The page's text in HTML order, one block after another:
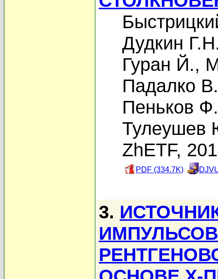
Дудкин
Гуран Й.,
Падалко
Пеньков
ZhETF,
PDF (334.7K)
3.